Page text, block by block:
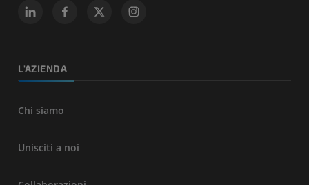
L'AZIENDA
Chi siamo
Unisciti a noi